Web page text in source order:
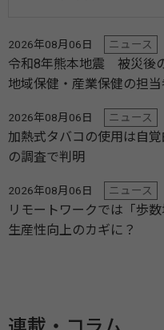
2026年08月06日 ニュース
令和8年熊本地震 被災後
地域保健・産業保健の担
2026年08月06日 ニュース
加熱式タバコの使用は自
の調査で判明
2026年08月06日 ニュース
リモートワークでは「歩
生産性向上のカギに？